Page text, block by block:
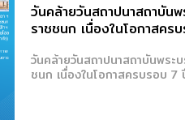
วันคล้ายวันสถาปนาสถาบันพ
ราชชนก เนื่องในโอกาสคร
วันคล้ายวันสถาปนาสถาบันพระ
ชนก เนื่องในโอกาสครบรอบ 7